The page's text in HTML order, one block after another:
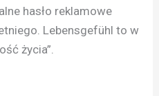
hasło reklamowe
Lebensgefühl to w
życia”.